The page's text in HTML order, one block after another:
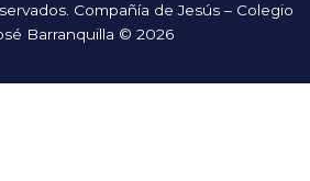
Compañía de Jesús – Colegio
Barranquilla © 2026